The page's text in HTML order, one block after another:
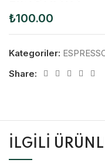
₺100.00
Kategoriler:
Share:
İLGILI